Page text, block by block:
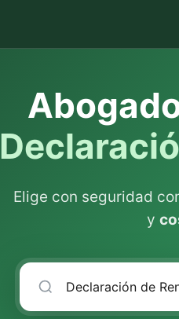
Elige con seguridad
y